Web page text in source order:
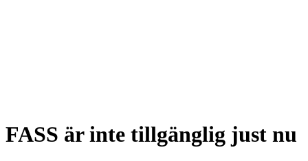
FASS är inte tillgänglig just nu